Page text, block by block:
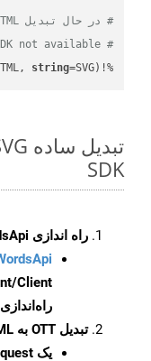
# در حال تبدیل HTML به SVG
# SDK not available
%!(EXTRA
string=SVG)
SDK
راه اندازی WordsApi و CellsApi
تبدیل OTT به HTML با WordsApi
یک